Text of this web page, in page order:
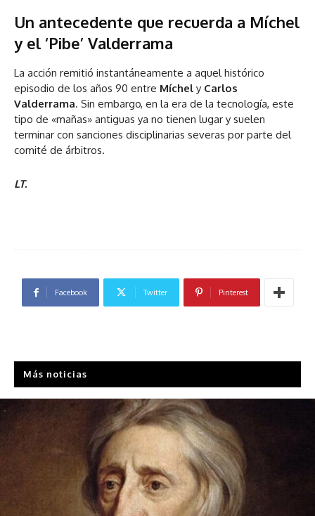
Un antecedente que recuerda a Míchel
y el ‘Pibe’ Valderrama
La acción remitió instantáneamente a aquel histórico
episodio de los años 90 entre Míchel y Carlos
Valderrama. Sin embargo, en la era de la tecnología, este
tipo de «mañas» antiguas ya no tienen lugar y suelen
terminar con sanciones disciplinarias severas por parte del
comité de árbitros.
LT.
Facebook Twitter Pinterest
Más noticias